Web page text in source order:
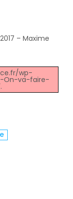
– Maxime
wp-
On-va-faire-